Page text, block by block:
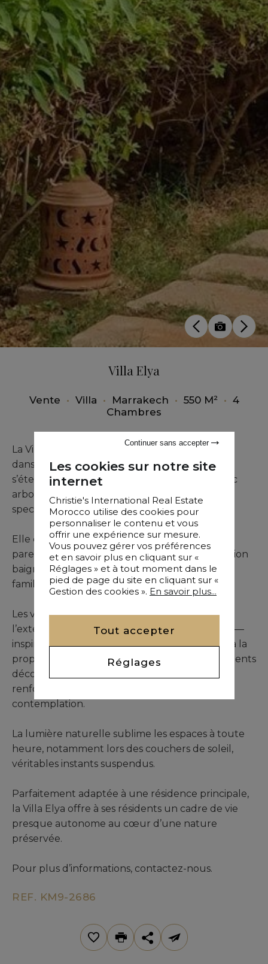
Villa Elya
Vente • Villa • Marrakech • 550 M² • 4
Chambres
La Villa Elya se trouve sur la Route de l’Ourika,
dans un environnement naturel privilégié, et
s’étend sur 550 m² habitables au sein d’un parc
arboré de plus d’un hectare, avec une vue
spectaculaire sur les montagnes de l’Atlas.
Elle comprend 4 chambres, dont une suite
parentale, ainsi que de vastes pièces de réception
baignées de lumière, conçues pour une vie de
famille ou entre amis tout en élégance.
Les volumes généreux, les ouvertures vers
l’extérieur et l’architecture végétale du jardin —
inspirée des traditions japonaises — confèrent à la
propriété une atmosphère apaisante. Les éléments
décoratifs en fer forgé, en forme de lianes,
renforcent ce cadre bucolique propice à la
contemplation.
La lumière naturelle sublime les espaces à toute
heure, notamment lors des couchers de soleil,
véritables instants suspendus.
Parfaitement adaptée à une résidence principale,
la Villa Elya offre à ses résidents un cadre de vie
presque autonome au cœur d’une nature
préservée.
Pour plus d’informations, contactez-nous.
REF. KM9-2686
Les cookies sur notre site
internet
Christie's International Real Estate
Morocco utilise des cookies pour
personnaliser le contenu et vous
offrir une expérience sur mesure.
Vous pouvez gérer vos préférences
et en savoir plus en cliquant sur «
Réglages » et à tout moment dans le
pied de page du site en cliquant sur «
Gestion des cookies ». En savoir plus...
Tout accepter
Réglages
Continuer sans accepter